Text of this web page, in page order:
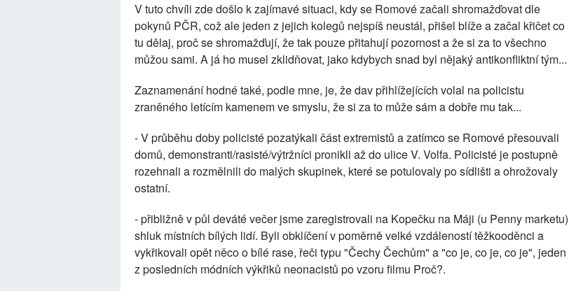
V tuto chvíli zde došlo k zajímavé situaci, kdy se Romové začali shromažďovat dle
pokynů PČR, což ale jeden z jejich kolegů nejspíš neustál, přišel blíže a začal křičet co
tu dělaj, proč se shromažďují, že tak pouze přitahují pozornost a že si za to všechno
můžou sami. A já ho musel zklidňovat, jako kdybych snad byl nějaký antikonfliktní tým...
Zaznamenání hodné také, podle mne, je, že dav přihlížejících volal na policistu
zraněného letícím kamenem ve smyslu, že si za to může sám a dobře mu tak...
- V průběhu doby policisté pozatýkali část extremistů a zatímco se Romové přesouvali
domů, demonstranti/rasisté/výtržníci pronikli až do ulice V. Volfa. Policisté je postupně
rozehnali a rozmělnili do malých skupinek, které se potulovaly po sídlišti a ohrožovaly
ostatní.
- přibližně v půl deváté večer jsme zaregistrovali na Kopečku na Máji (u Penny marketu)
shluk místních bílých lidí. Byli obklíčení v poměrně velké vzdáleností těžkooděnci a
vykřikovali opět něco o bílé rase, řeči typu "Čechy Čechům" a "co je, co je, co je", jeden
z posledních módních výkřiků neonacistů po vzoru filmu Proč?.